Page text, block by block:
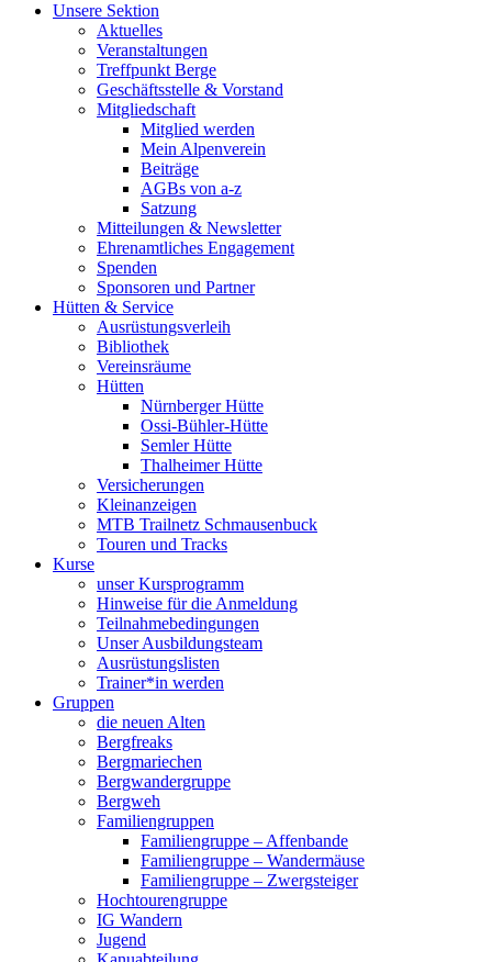
Unsere Sektion
Aktuelles
Veranstaltungen
Treffpunkt Berge
Geschäftsstelle & Vorstand
Mitgliedschaft
Mitglied werden
Mein Alpenverein
Beiträge
AGBs von a-z
Satzung
Mitteilungen & Newsletter
Ehrenamtliches Engagement
Spenden
Sponsoren und Partner
Hütten & Service
Ausrüstungsverleih
Bibliothek
Vereinsräume
Hütten
Nürnberger Hütte
Ossi-Bühler-Hütte
Semler Hütte
Thalheimer Hütte
Versicherungen
Kleinanzeigen
MTB Trailnetz Schmausenbuck
Touren und Tracks
Kurse
unser Kursprogramm
Hinweise für die Anmeldung
Teilnahmebedingungen
Unser Ausbildungsteam
Ausrüstungslisten
Trainer*in werden
Gruppen
die neuen Alten
Bergfreaks
Bergmariechen
Bergwandergruppe
Bergweh
Familiengruppen
Familiengruppe – Affenbande
Familiengruppe – Wandermäuse
Familiengruppe – Zwergsteiger
Hochtourengruppe
IG Wandern
Jugend